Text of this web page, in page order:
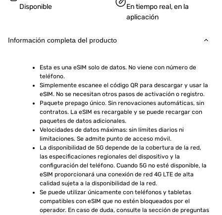
Disponible
En tiempo real, en la
aplicación
Información completa del producto
Esta es una eSIM solo de datos. No viene con número de
teléfono.
Simplemente escanee el código QR para descargar y usar la
eSIM. No se necesitan otros pasos de activación o registro.
Paquete prepago único. Sin renovaciones automáticas, sin
contratos. La eSIM es recargable y se puede recargar con
paquetes de datos adicionales.
Velocidades de datos máximas: sin límites diarios ni
limitaciones. Se admite punto de acceso móvil.
La disponibilidad de 5G depende de la cobertura de la red,
las especificaciones regionales del dispositivo y la
configuración del teléfono. Cuando 5G no esté disponible, la
eSIM proporcionará una conexión de red 4G LTE de alta
calidad sujeta a la disponibilidad de la red.
Se puede utilizar únicamente con teléfonos y tabletas
compatibles con eSIM que no estén bloqueados por el
operador. En caso de duda, consulte la sección de preguntas